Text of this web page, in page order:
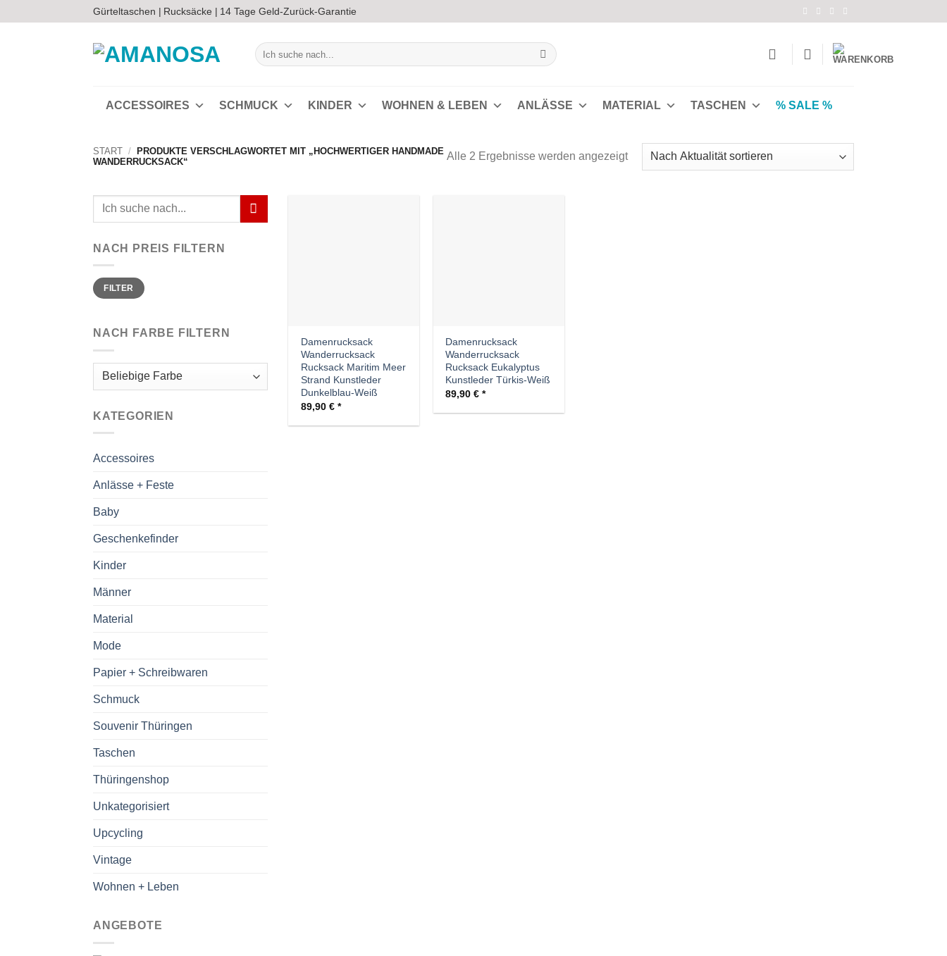
Inhalt
Gürteltaschen | Rucksäcke | 14 Tage Geld-Zurück-Garantie
Suchen
nach:
ACCESSOIRES SCHMUCK KINDER WOHNEN & LEBEN ANLÄSSE MATERIAL TASCHEN % SALE %
START /
PRODUKTE VERSCHLAGWORTET MIT „HOCHWERTIGER HANDMADE
WANDERRUCKSACK“
Alle 2 Ergebnisse werden angezeigtNach
Aktualität
Suchen
NACH PREIS FILTERN
Min.
Preis
Max.
PreisFILTER
NACH FARBE FILTERN
KATEGORIEN
Accessoires
Anlässe + Feste
Baby
Geschenkefinder
Kinder
Männer
Material
Mode
Papier + Schreibwaren
Schmuck
Souvenir Thüringen
Taschen
Thüringenshop
Unkategorisiert
Upcycling
Vintage
Wohnen + Leben
ANGEBOTE
Damenrucksack
Wanderrucksack
Rucksack Maritim Meer
Strand Kunstleder
Dunkelblau-Weiß
89,90 €
Damenrucksack
Wanderrucksack
Rucksack Eukalyptus
Kunstleder Türkis-Weiß
89,90€